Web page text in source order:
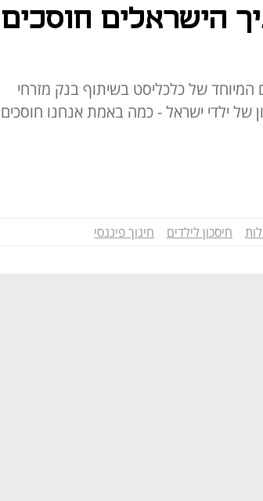
הישראלים חוסכים
המיוחד של כלכליסט בשיתוף בנק מזרחי
של ילדי ישראל - כמה באמת אנחנו חוסכים
חיסכון לילדים חינוך פיננסי